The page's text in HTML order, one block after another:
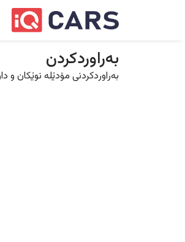
بەراوردکردن
بەراوردکردنی مۆدێلە نوێکان